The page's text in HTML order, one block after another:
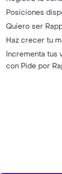
Posiciones
Quiero ser
Haz crecer tu
Incrementa tus
con Pide por